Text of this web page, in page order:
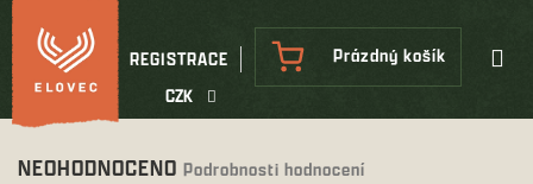
Přejít
na
obsah
CZK
REGISTRACE
NÁKUPNÍ
KOŠÍK
Prázdný košík
Průměrné
NEOHODNOCENO Podrobnosti hodnocení